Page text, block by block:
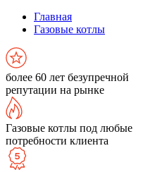
Главная
Газовые котлы
более 60 лет безупречной
репутации на рынке
Газовые котлы под любые
потребности клиента